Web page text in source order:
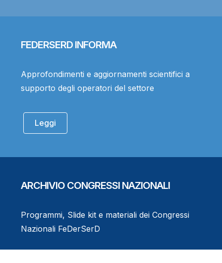
FEDERSERD INFORMA
Approfondimenti e aggiornamenti scientifici a
supporto degli operatori del settore
Leggi
ARCHIVIO CONGRESSI NAZIONALI
Programmi, Slide kit e materiali dei Congressi
Nazionali FeDerSerD